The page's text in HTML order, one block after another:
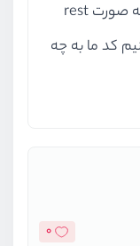
و اینکه اگر بخوایم ارگومان هایی که به صورت rest
کد ما به چه
0